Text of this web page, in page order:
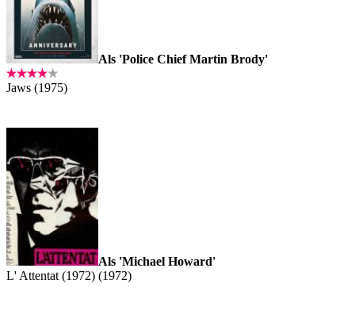
Als 'Police Chief Martin Brody'
Jaws (1975)
Als 'Michael Howard'
L' Attentat (1972) (1972)